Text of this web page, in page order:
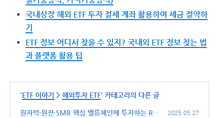
국내상장 해외 ETF 투자 절세 계좌 활용하여 세금 절약하
기
ETF 정보 어디서 찾을 수 있지? 국내외 ETF 정보 찾는 법
과 플랫폼 활용 팁
'ETF 이야기 > 해외투자 ETF' 카테고리의 다른 글
원자력·원전·SMR 핵심 밸류체인에 투자하는 RIS
2025.05.27